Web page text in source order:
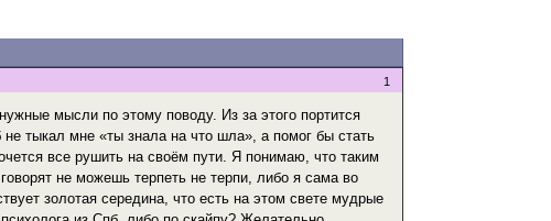
1
мысли по этому поводу. Из за этого портится
тыкал мне «ты знала на что шла», а помог бы стать
все рушить на своём пути. Я понимаю, что таким
не можешь терпеть не терпи, либо я сама во
золотая середина, что есть на этом свете мудрые